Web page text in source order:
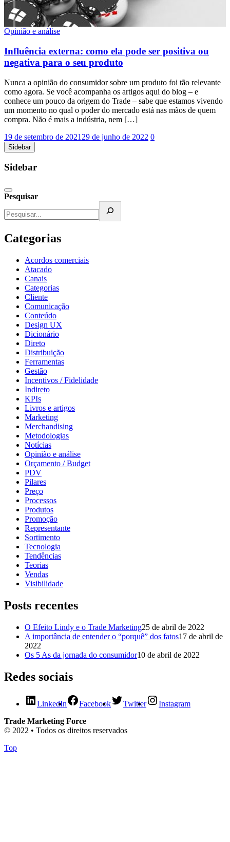
Opinião e análise
Influência externa: como ela pode ser positiva ou
negativa para o seu produto
Nunca a opinião do consumidor sobre um produto foi tão relevante
como agora. Se você acompanha os artigos aqui do blog – e
conhece um pouco da origem do Trade – sabe que estamos vivendo
um momento no qual o poder do mercado está nas mãos de quem
compra. Não é mais a indústria, nem […]
19 de setembro de 2021 29 de junho de 2022 0
Sidebar
Sidebar
Pesquisar
Categorias
Acordos comerciais
Atacado
Canais
Categorias
Cliente
Comunicação
Conteúdo
Design UX
Dicionário
Direto
Distribuição
Ferramentas
Gestão
Incentivos / Fidelidade
Indireto
KPIs
Livros e artigos
Marketing
Merchandising
Metodologias
Notícias
Opinião e análise
Orçamento / Budget
PDV
Pilares
Preço
Processos
Produtos
Promoção
Representante
Sortimento
Tecnologia
Tendências
Teorias
Vendas
Visibilidade
Posts recentes
O Efeito Lindy e o Trade Marketing25 de abril de 2022
A importância de entender o “porquê” dos fatos17 de abril de
2022
Os 5 As da jornada do consumidor10 de abril de 2022
Redes sociais
LinkedIn Facebook Twitter
Instagram
Trade Marketing Force
© 2022 • Todos os direitos reservados
Top